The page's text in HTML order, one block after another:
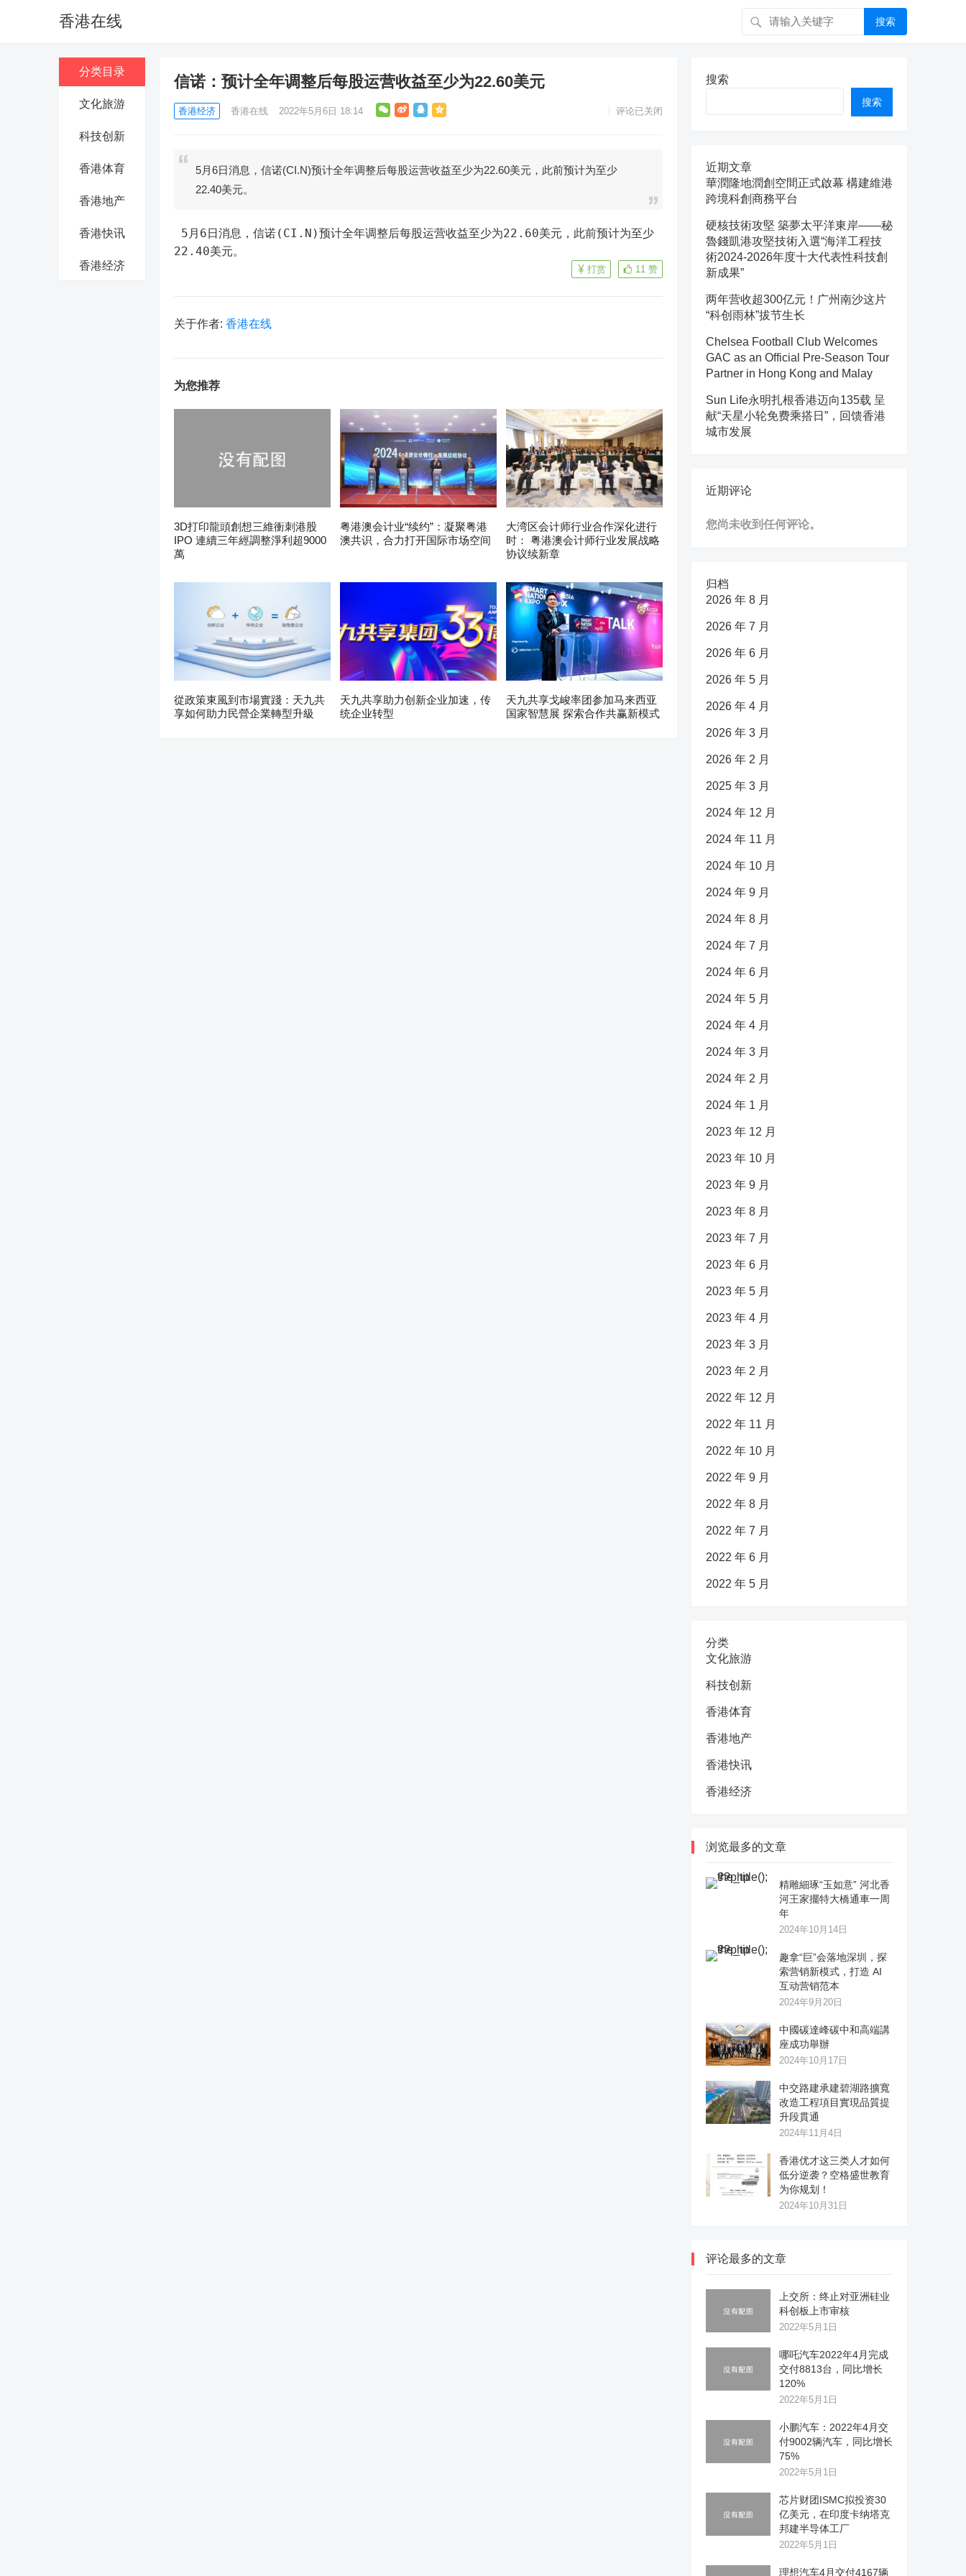
香港在线 搜索
分类目录
文化旅游
科技创新
香港体育
香港地产
香港快讯
香港经济
信诺：预计全年调整后每股运营收益至少为22.60美元
香港经济 香港在线 2022年5月6日 18:14 评论已关闭
5月6日消息，信诺(CI.N)预计全年调整后每股运营收益至少为22.60美元，此前预计为至少
22.40美元。
22.40美元。
11 赞
打赏
关于作者: 香港在线
为您推荐
3D打印龍頭創想三維衝刺港股
IPO 連續三年經調整淨利超9000
萬
粤港澳会计业“续约”：凝聚粤港
澳共识，合力打开国际市场空间
大湾区会计师行业合作深化进行
时： 粤港澳会计师行业发展战略
协议续新章
從政策東風到市場實踐：天九共
享如何助力民營企業轉型升級
天九共享助力创新企业加速，传
统企业转型
天九共享戈峻率团参加马来西亚
国家智慧展 探索合作共赢新模式
搜索
搜索
近期文章
華潤隆地潤創空間正式啟幕 構建維港
跨境科創商務平台
硬核技術攻堅 築夢太平洋東岸——秘
魯錢凱港攻堅技術入選“海洋工程技
術2024-2026年度十大代表性科技創
新成果”
两年营收超300亿元！广州南沙这片
“科创雨林”拔节生长
Chelsea Football Club Welcomes
GAC as an Official Pre-Season Tour
Partner in Hong Kong and Malay
Sun Life永明扎根香港迈向135载 呈
献“天星小轮免费乘搭日”，回馈香港
城市发展
近期评论
您尚未收到任何评论。
归档
2026 年 8 月
2026 年 7 月
2026 年 6 月
2026 年 5 月
2026 年 4 月
2026 年 3 月
2026 年 2 月
2025 年 3 月
2024 年 12 月
2024 年 11 月
2024 年 10 月
2024 年 9 月
2024 年 8 月
2024 年 7 月
2024 年 6 月
2024 年 5 月
2024 年 4 月
2024 年 3 月
2024 年 2 月
2024 年 1 月
2023 年 12 月
2023 年 10 月
2023 年 9 月
2023 年 8 月
2023 年 7 月
2023 年 6 月
2023 年 5 月
2023 年 4 月
2023 年 3 月
2023 年 2 月
2022 年 12 月
2022 年 11 月
2022 年 10 月
2022 年 9 月
2022 年 8 月
2022 年 7 月
2022 年 6 月
2022 年 5 月
分类
文化旅游
科技创新
香港体育
香港地产
香港快讯
香港经济
浏览最多的文章
精雕細琢“玉如意” 河北香
河王家擺特大橋通車一周
年
2024年10月14日
趣拿“巨”会落地深圳，探
索营销新模式，打造 AI
互动营销范本
2024年9月20日
中國碳達峰碳中和高端講
座成功舉辦
2024年10月17日
中交路建承建碧湖路擴寬
改造工程項目實現品質提
升段貫通
2024年11月4日
香港优才这三类人才如何
低分逆袭？空格盛世教育
为你规划！
2024年10月31日
评论最多的文章
上交所：终止对亚洲硅业
科创板上市审核
2022年5月1日
哪吒汽车2022年4月完成
交付8813台，同比增长
120%
2022年5月1日
小鹏汽车：2022年4月交
付9002辆汽车，同比增长
75%
2022年5月1日
芯片财团ISMC拟投资30
亿美元，在印度卡纳塔克
邦建半导体工厂
2022年5月1日
理想汽车4月交付4167辆